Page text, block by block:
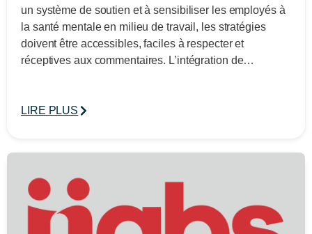
un système de soutien et à sensibiliser les employés à
la santé mentale en milieu de travail, les stratégies
doivent être accessibles, faciles à respecter et
réceptives aux commentaires. L’intégration de…
LIRE PLUS